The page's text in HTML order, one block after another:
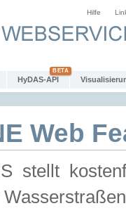
Hilfe
HyDAS-API
Web
stellt